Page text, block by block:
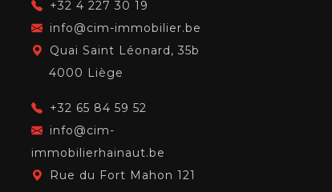
+32 4 227 30 19
info@cim-immobilier.be
Quai Saint Léonard, 35b
4000 Liège
+32 65 84 59 52
info@cim-
immobilierhainaut.be
Rue du Fort Mahon 121